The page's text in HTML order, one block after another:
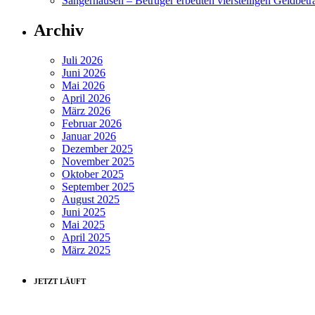
Archiv
Juli 2026
Juni 2026
Mai 2026
April 2026
März 2026
Februar 2026
Januar 2026
Dezember 2025
November 2025
Oktober 2025
September 2025
August 2025
Juni 2025
Mai 2025
April 2025
März 2025
JETZT LÄUFT